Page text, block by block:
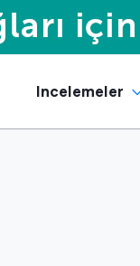
Incelemeler